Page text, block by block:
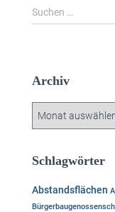
S
u
n
n
c
:
Suchen …
Archiv
h
v
Schlagwörter
Abstandsflächen